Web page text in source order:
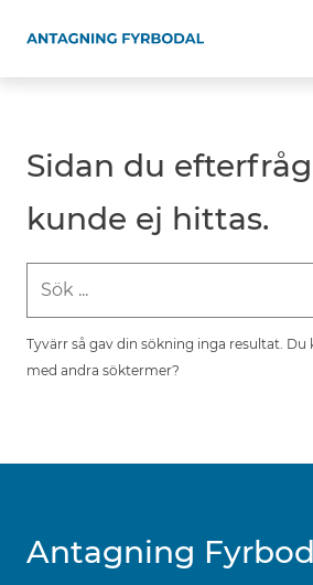
Sidan du
kunde ej hittas.
Tyvärr så gav din sökning inga resultat. Du
med andra söktermer?
Antagning